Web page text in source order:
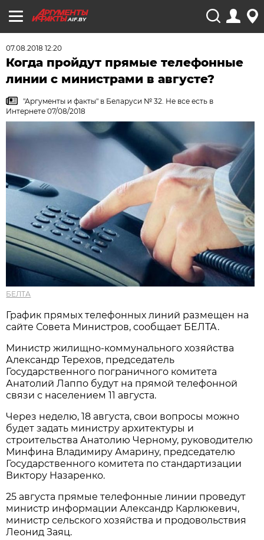
AIF.BY
07.08.2018 12:20
Когда пройдут прямые телефонные
линии с министрами в августе?
"Аргументы и факты" в Беларуси № 32. Не все есть в
Интернете 07/08/2018
БЕЛТА
График прямых телефонных линий размещен на
сайте Совета Министров, сообщает БЕЛТА.
Министр жилищно-коммунального хозяйства
Александр Терехов, председатель
Государственного пограничного комитета
Анатолий Лаппо будут на прямой телефонной
связи с населением 11 августа.
Через неделю, 18 августа, свои вопросы можно
будет задать министру архитектуры и
строительства Анатолию Черному, руководителю
Минфина Владимиру Амарину, председателю
Государственного комитета по стандартизации
Виктору Назаренко.
25 августа прямые телефонные линии проведут
министр информации Александр Карлюкевич,
министр сельского хозяйства и продовольствия
Леонид Заяц.